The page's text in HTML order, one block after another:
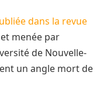
dans la revue
et menée par
de Nouvelle-
un angle mort de